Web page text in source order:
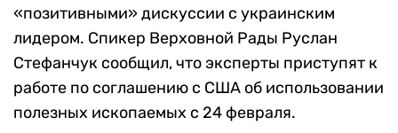
«позитивными» дискуссии с украинским
лидером. Спикер Верховной Рады Руслан
Стефанчук сообщил, что эксперты приступят к
работе по соглашению с США об использовании
полезных ископаемых с 24 февраля.